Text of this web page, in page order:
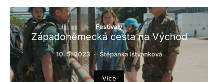
Festivaly
Západoněmecká cesta na Východ
10. 5. 2023 Štěpánka Ištvánková
Více